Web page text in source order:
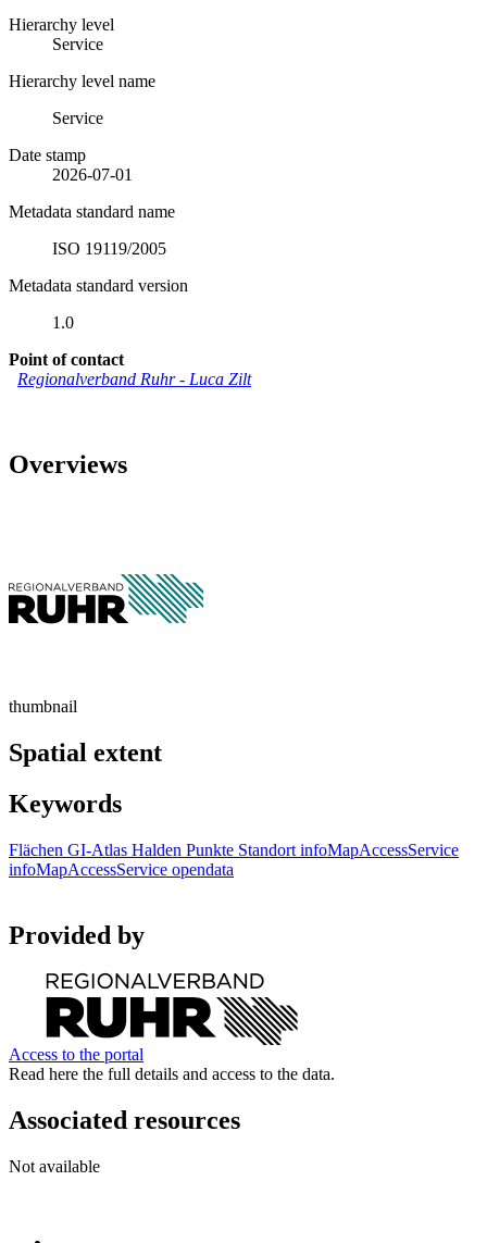
Hierarchy level
Service
Hierarchy level name
Service
Date stamp
2026-07-01
Metadata standard name
ISO 19119/2005
Metadata standard version
1.0
Point of contact
Regionalverband Ruhr- Luca Zilt
Overviews
thumbnail
Spatial extent
Keywords
Flächen GI-Atlas Halden Punkte Standort infoMapAccessService
infoMapAccessService opendata
Provided by
Access to the portal
Read here the full details and access to the data.
Associated resources
Not available